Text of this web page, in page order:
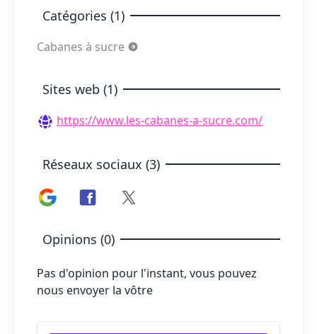
Catégories (1)
Cabanes à sucre
Sites web (1)
https://www.les-cabanes-a-sucre.com/
Réseaux sociaux (3)
Opinions (0)
Pas d'opinion pour l'instant, vous pouvez
nous envoyer la vôtre